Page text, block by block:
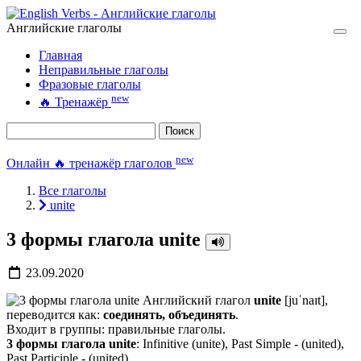
Английские глаголы
Главная
Неправильные глаголы
Фразовые глаголы
🔥 Тренажёр new
Поиск
Онлайн 🔥 тренажёр глаголов new
Все глаголы
unite
3 формы глагола unite
23.09.2020
Английский глагол unite [juˈnaɪt],
переводится как: соединять, объединять.
Входит в группы: правильные глаголы.
3 формы глагола unite: Infinitive (unite), Past Simple - (united),